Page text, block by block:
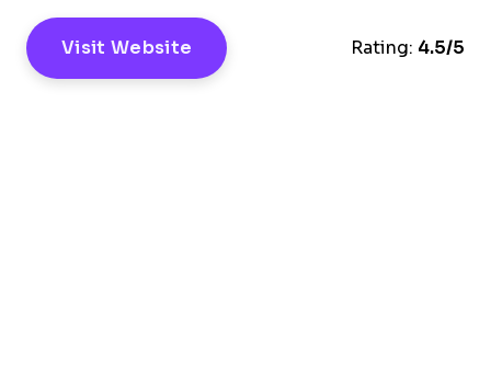
Visit Website Rating: 4.5/5